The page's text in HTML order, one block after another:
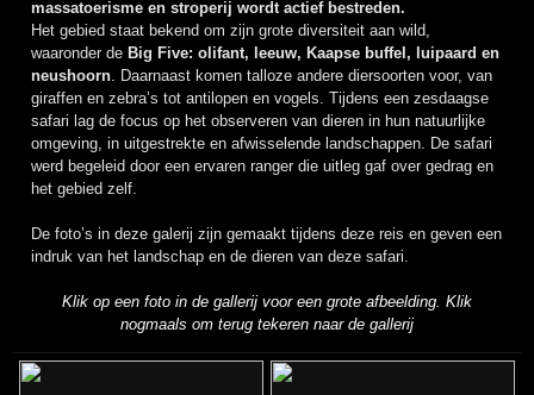
massatoerisme en stroperij wordt actief bestreden.
Het gebied staat bekend om zijn grote diversiteit aan wild,
waaronder de Big Five: olifant, leeuw, Kaapse buffel, luipaard en
neushoorn . Daarnaast komen talloze andere diersoorten voor, van
giraffen en zebra’s tot antilopen en vogels. Tijdens een zesdaagse
safari lag de focus op het observeren van dieren in hun natuurlijke
omgeving, in uitgestrekte en afwisselende landschappen. De safari
werd begeleid door een ervaren ranger die uitleg gaf over gedrag en
het gebied zelf.
De foto’s in deze galerij zijn gemaakt tijdens deze reis en geven een
indruk van het landschap en de dieren van deze safari.
Klik op een foto in de gallerij voor een grote afbeelding. Klik
nogmaals om terug tekeren naar de gallerij